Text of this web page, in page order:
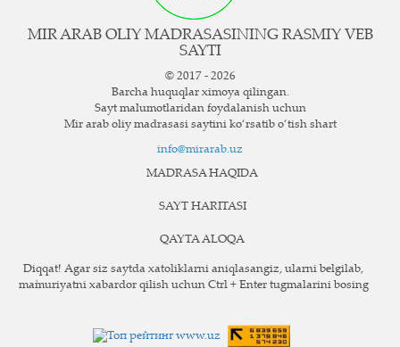
MIR ARAB OLIY MADRASASINING RASMIY VEB
SAYTI
© 2017 - 2026
Barcha huquqlar ximoya qilingan.
Sayt ma`lumotlaridan foydalanish uchun
Mir arab oliy madrasasi saytini ko‘rsatib o‘tish shart
info@mirarab.uz
MADRASA HAQIDA
SAYT HARITASI
QAYTA ALOQA
Diqqat! Agar siz saytda xatoliklarni aniqlasangiz, ularni belgilab,
ma`muriyatni xabardor qilish uchun Ctrl + Enter tugmalarini bosing